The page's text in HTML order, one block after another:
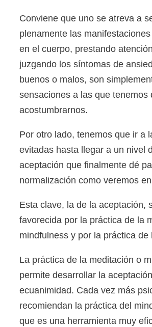
Conviene que uno se atreva a
plenamente las
en el cuerpo, prestando
juzgando los síntomas de
buenos o malos, son
sensaciones a las que tenemos
acostumbrarnos.
Por otro lado, tenemos que ir a
evitadas hasta llegar a un nivel
aceptación que finalmente dé
normalización como veremos
Esta clave, la de la aceptación,
favorecida por la práctica de la
mindfulness y por la práctica de
La práctica de la meditación o
permite desarrollar la
ecuanimidad. Cada vez más
recomiendan la práctica del
que es una herramienta muy